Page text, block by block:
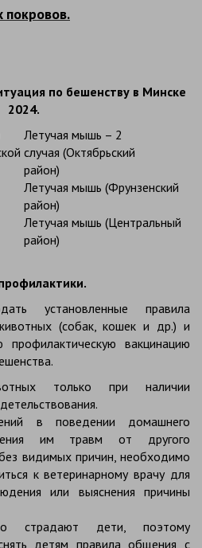
покровов.
по бешенству в Минске
2024.
Летучая мышь – 2
случая (Октябрьский
район)
Летучая мышь (Фрунзенский
район)
Летучая мышь (Центральный
район)
установленные правила
(собак, кошек и др.) и
профилактическую вакцинацию
только при наличии
в поведении домашнего
им травм от другого
видимых причин, необходимо
к ветеринарному врачу для
или выяснения причины
страдают дети, поэтому
детям правила общения с